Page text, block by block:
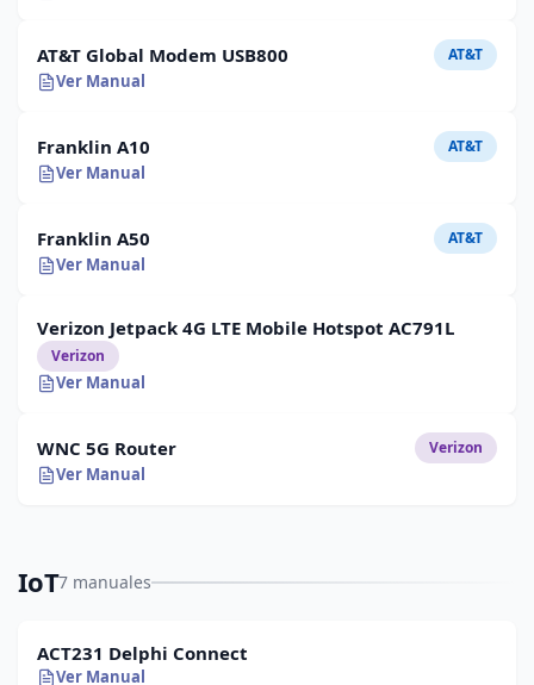
AT&T Global Modem USB800 AT&T
Ver Manual
Franklin A10 AT&T
Ver Manual
Franklin A50 AT&T
Ver Manual
Verizon Jetpack 4G LTE Mobile Hotspot AC791L
Verizon
Ver Manual
WNC 5G Router Verizon
Ver Manual
IoT7 manuales
ACT231 Delphi Connect
Ver Manual